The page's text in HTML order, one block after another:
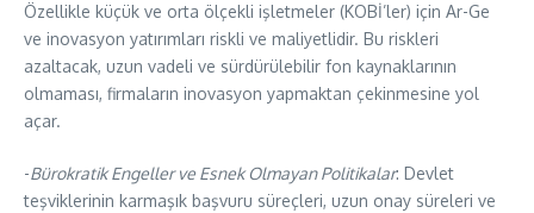
Özellikle küçük ve orta ölçekli işletmeler (KOBİ’ler) için Ar-Ge
ve inovasyon yatırımları riskli ve maliyetlidir. Bu riskleri
azaltacak, uzun vadeli ve sürdürülebilir fon kaynaklarının
olmaması, firmaların inovasyon yapmaktan çekinmesine yol
açar.
​-Bürokratik Engeller ve Esnek Olmayan Politikalar: Devlet
teşviklerinin karmaşık başvuru süreçleri, uzun onay süreleri ve